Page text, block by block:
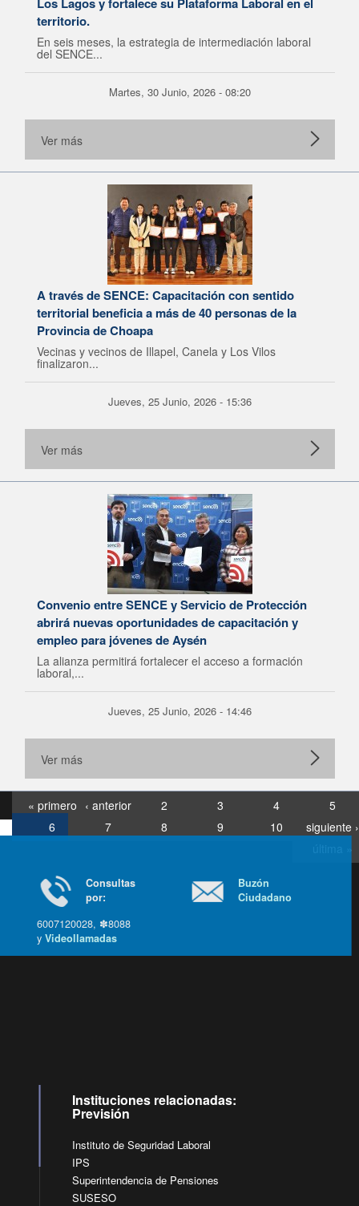
territorio.
En seis meses, la estrategia de intermediación laboral
del SENCE...
Martes, 30 Junio, 2026 - 08:20
Ver más
A través de SENCE: Capacitación con sentido
territorial beneficia a más de 40 personas de la
Provincia de Choapa
Vecinas y vecinos de Illapel, Canela y Los Vilos
finalizaron...
Jueves, 25 Junio, 2026 - 15:36
Ver más
Convenio entre SENCE y Servicio de Protección
abrirá nuevas oportunidades de capacitación y
empleo para jóvenes de Aysén
La alianza permitirá fortalecer el acceso a formación
laboral,...
Jueves, 25 Junio, 2026 - 14:46
Ver más
« primero ‹ anterior 2 3 4
5
6
7 8 9 10
siguiente ›
última »
Consultas
por:
6007120028, ✽8088
yVideollamadas
Buzón
Ciudadano
Instituciones relacionadas:
Previsión
Instituto de Seguridad Laboral
IPS
Superintendencia de Pensiones
SUSESO